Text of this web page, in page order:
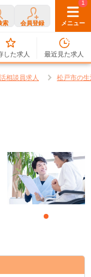
索 会員登録 メニュー
0
した求人
1
最近見た求人
相談員求人 松戸市の